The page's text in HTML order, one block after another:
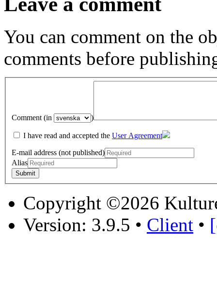
You can comment on the
comments before
Comment (in )
I have read and accepted the User Agreement
E-mail address (not published)
Alias
Copyright ©2026
Version: 3.9.5 • Client •